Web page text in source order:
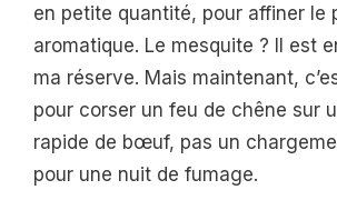
en petite quantité, pour affiner le
aromatique. Le mesquite ? Il est
ma réserve. Mais maintenant,
pour corser un feu de chêne sur
rapide de bœuf, pas un
pour une nuit de fumage.